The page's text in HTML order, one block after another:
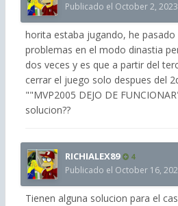
Publicado el October 2, 2023
horita estaba jugando, he
problemas en el modo dinastia
dos veces y es que a partir del
cerrar el juego solo despues del
""MVP2005 DEJO DE
solucion??
RICHIALEX89 4
Publicado el October 16,
Tienen alguna solucion para el